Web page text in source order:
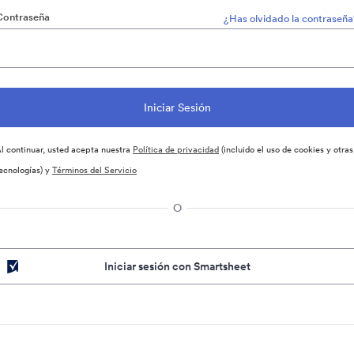
¿Has olvidado la
continuar, usted acepta nuestra Política de privacidad(incluido el uso de cookies y otras
yTérminos del Servicio
O
Iniciar sesión con Smartsheet